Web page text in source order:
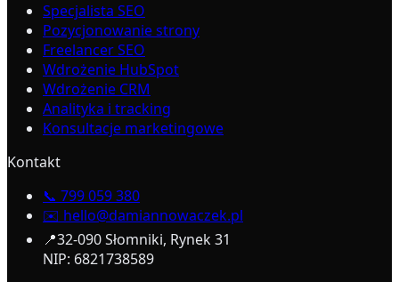
Specjalista SEO
Pozycjonowanie strony
Freelancer SEO
Wdrożenie HubSpot
Wdrożenie CRM
Analityka i tracking
Konsultacje marketingowe
Kontakt
📞 799 059 380
✉️ hello@damiannowaczek.pl
📍32-090 Słomniki, Rynek 31
NIP: 6821738589